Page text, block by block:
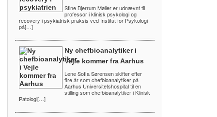
Stine Bjerrum Møller er udnævnt til
professor i klinisk psykologi og
recovery i psykiatrisk praksis ved Institut for Psykologi
på[…]
Ny chefbioanalytiker i
Vejle kommer fra Aarhus
Lene Sofia Sørensen skifter efter
fire år som chefbioanalytiker på
Aarhus Universitetshospital til en
stilling som chefbioanalytiker i Klinisk
Patologi[…]